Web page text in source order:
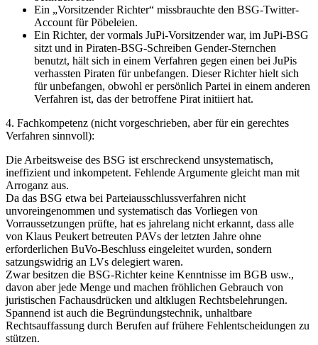
Ein „Vorsitzender Richter“ missbrauchte den BSG-Twitter-
Account für Pöbeleien.
Ein Richter, der vormals JuPi-Vorsitzender war, im JuPi-BSG
sitzt und in Piraten-BSG-Schreiben Gender-Sternchen
benutzt, hält sich in einem Verfahren gegen einen bei JuPis
verhassten Piraten für unbefangen. Dieser Richter hielt sich
für unbefangen, obwohl er persönlich Partei in einem anderen
Verfahren ist, das der betroffene Pirat initiiert hat.
4. Fachkompetenz (nicht vorgeschrieben, aber für ein gerechtes
Verfahren sinnvoll):
Die Arbeitsweise des BSG ist erschreckend unsystematisch,
ineffizient und inkompetent. Fehlende Argumente gleicht man mit
Arroganz aus.
Da das BSG etwa bei Parteiausschlussverfahren nicht
unvoreingenommen und systematisch das Vorliegen von
Vorraussetzungen prüfte, hat es jahrelang nicht erkannt, dass alle
von Klaus Peukert betreuten PAVs der letzten Jahre ohne
erforderlichen BuVo-Beschluss eingeleitet wurden, sondern
satzungswidrig an LVs delegiert waren.
Zwar besitzen die BSG-Richter keine Kenntnisse im BGB usw.,
davon aber jede Menge und machen fröhlichen Gebrauch von
juristischen Fachausdrücken und altklugen Rechtsbelehrungen.
Spannend ist auch die Begründungstechnik, unhaltbare
Rechtsauffassung durch Berufen auf frühere Fehlentscheidungen zu
stützen.